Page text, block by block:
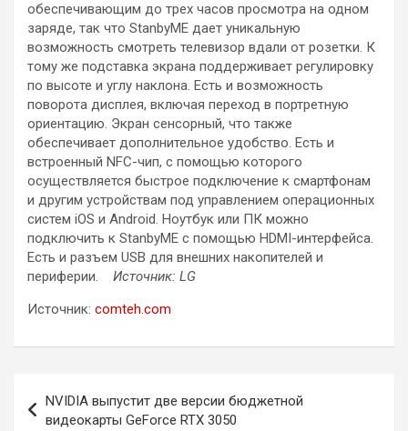
обеспечивающим до трех часов просмотра на одном
заряде, так что StanbyME дает уникальную
возможность смотреть телевизор вдали от розетки. К
тому же подставка экрана поддерживает регулировку
по высоте и углу наклона. Есть и возможность
поворота дисплея, включая переход в портретную
ориентацию. Экран сенсорный, что также
обеспечивает дополнительное удобство. Есть и
встроенный NFC-чип, с помощью которого
осуществляется быстрое подключение к смартфонам
и другим устройствам под управлением операционных
систем iOS и Android. Ноутбук или ПК можно
подключить к StanbyME с помощью HDMI-интерфейса.
Есть и разъем USB для внешних накопителей и
периферии. Источник: LG
Источник: comteh.com
по
NVIDIA выпустит две версии бюджетной
видеокарты GeForce RTX 3050